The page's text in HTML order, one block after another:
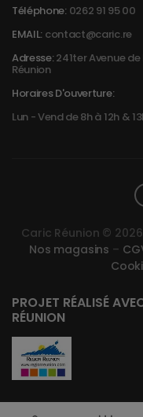
Téléphone: 0262 91 95 00
EMAIL: contact@caric.re
Adresse:241ter Avenue
Réunion
Horaires D'ouverture:
Lun - Vend de 8h à 12h &
Caric Réunion ©
Nos magasins –
PROJET RÉALISÉ
RÉUNION